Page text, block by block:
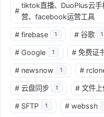
#
tiktok直播、DuoPlus云手
营、facebook运营工具
# firebase 1 # 谷歌 1
# Google 1 # 免费证
# newsnow 1 #
# 云盘同步 1 # 文件上
# SFTP 1 # webssh